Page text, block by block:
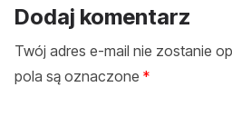
Dodaj komentarz
Twój adres e-mail nie zostanie
pola są oznaczone *